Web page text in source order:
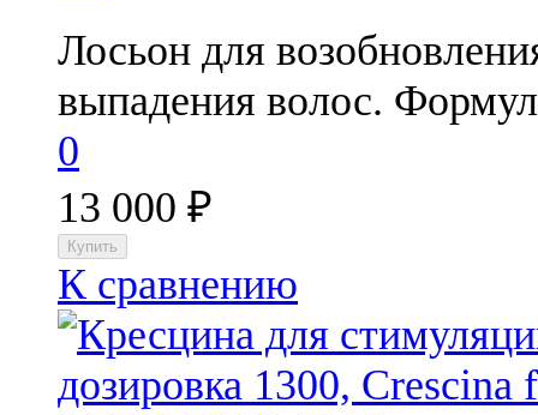
Лосьон для
выпадения волос.
0
13 000 ₽
К сравнению